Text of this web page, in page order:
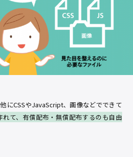
にCSSやJavaScript、画像などでできて
れて、有償配布・無償配布するのも自由